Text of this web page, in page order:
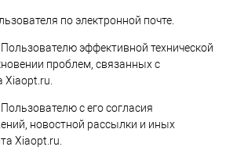
по электронной почте.
эффективной технической
проблем, связанных с
Xiaopt.ru.
с его согласия
новостной рассылки и иных
Xiaopt.ru.